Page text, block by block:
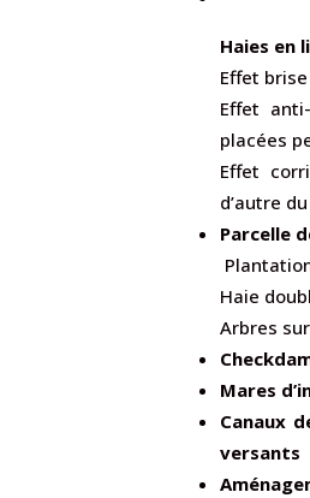
Haies en
Effet
Effet
placées
Effet
d’autre
Parcelle
Haie
Arbres
Mares
Canaux
versants